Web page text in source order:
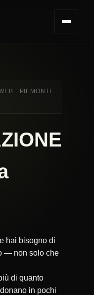
PIEMONTE
hai bisogno di
— non solo che
di quanto
in pochi